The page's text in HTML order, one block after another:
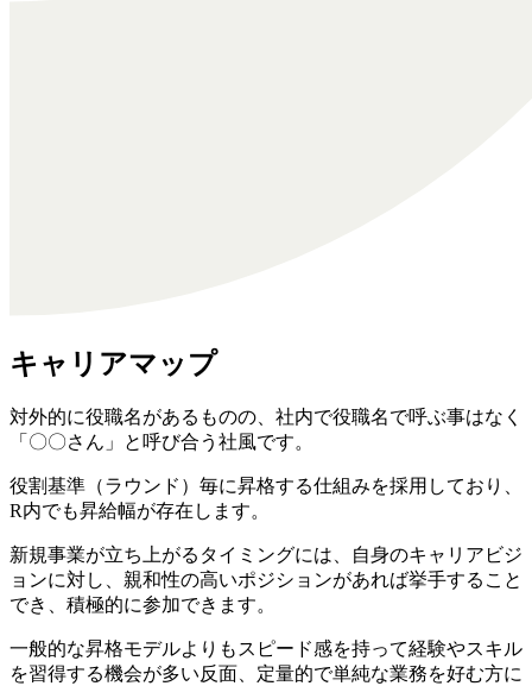
キャリアマップ
対外的に役職名があるものの、社内で役職名で呼ぶ事はなく
「〇〇さん」と呼び合う社風です。
役割基準（ラウンド）毎に昇格する仕組みを採用しており、
R内でも昇給幅が存在します。
新規事業が立ち上がるタイミングには、自身のキャリアビジ
ョンに対し、親和性の高いポジションがあれば挙手すること
でき、積極的に参加できます。
一般的な昇格モデルよりもスピード感を持って経験やスキル
を習得する機会が多い反面、定量的で単純な業務を好む方に